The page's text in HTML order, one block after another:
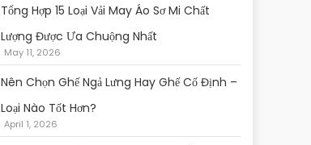
Tổng Hợp 15 Loại Vải May Áo Sơ Mi Chất
Lượng Được Ưa Chuộng Nhất
May 11, 2026
Nên Chọn Ghế Ngả Lưng Hay Ghế Cố Định –
Loại Nào Tốt Hơn?
April 1, 2026